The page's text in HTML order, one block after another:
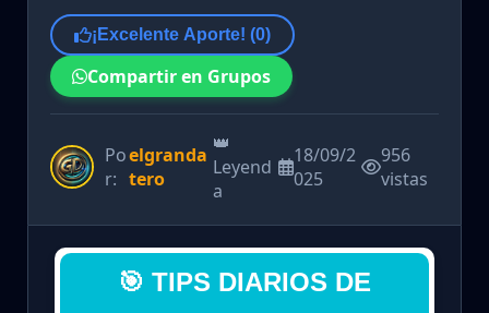
¡Excelente Aporte! (0)
Compartir en Grupos
Po
r:
elgranda
tero
👑
Leyend
a
18/09/2
025
956
vistas
🎯 TIPS DIARIOS DE